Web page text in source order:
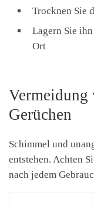
Trocknen Sie
Lagern Sie
Ort
Vermeidung
Gerüchen
Schimmel und
entstehen. Achten
nach jedem